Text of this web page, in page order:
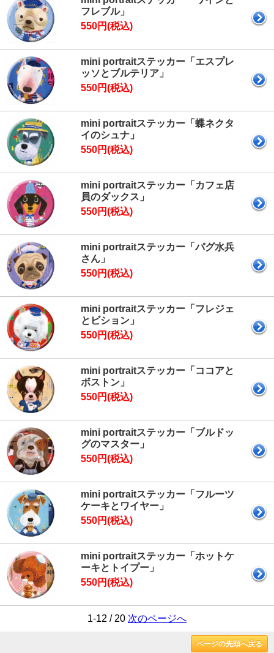
フレブル」
550円(税込)
mini portraitステッカー「エスプレ
ッソとブルテリア」
550円(税込)
mini portraitステッカー「蝶ネクタ
イのシュナ」
550円(税込)
mini portraitステッカー「カフェ店
員のダックス」
550円(税込)
mini portraitステッカー「パグ水兵
さん」
550円(税込)
mini portraitステッカー「フレジェ
とビション」
550円(税込)
mini portraitステッカー「ココアと
ボストン」
550円(税込)
mini portraitステッカー「ブルドッ
グのマスター」
550円(税込)
mini portraitステッカー「フルーツ
ケーキとワイヤー」
550円(税込)
mini portraitステッカー「ホットケ
ーキとトイプー」
550円(税込)
1-12 / 20 次のページへ
ページの先頭へ戻る